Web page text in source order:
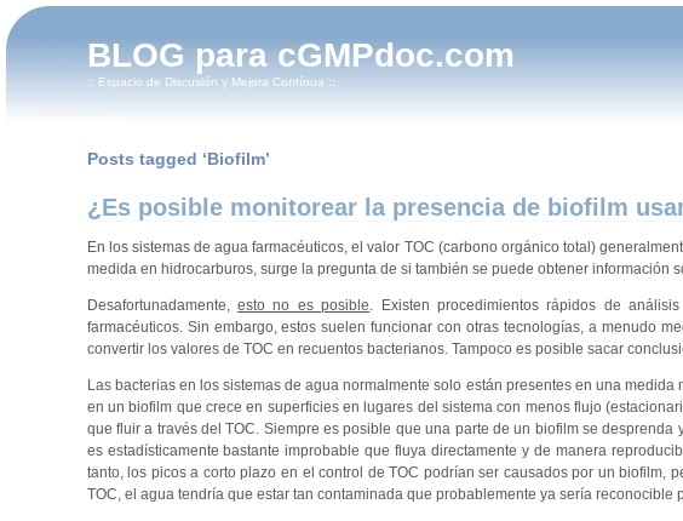
BLOG para cGMPdoc.com
:: Espacio de Discusión y Mejora Contínua ::
Posts tagged ‘Biofilm’
¿Es posible monitorear la presencia de biofilm
En los sistemas de agua farmacéuticos, el valor TOC (carbono orgánico total)
medida en hidrocarburos, surge la pregunta de si también se puede obtener información
Desafortunadamente,esto no es posible. Existen procedimientos rápidos de
farmacéuticos. Sin embargo, estos suelen funcionar con otras tecnologías, a menudo
convertir los valores de TOC en recuentos bacterianos. Tampoco es posible sacar
Las bacterias en los sistemas de agua normalmente solo están presentes en una
en un biofilm que crece en superficies en lugares del sistema con menos flujo
que fluir a través del TOC. Siempre es posible que una parte de un biofilm se
es estadísticamente bastante improbable que fluya directamente y de manera
tanto, los picos a corto plazo en el control de TOC podrían ser causados por un biofilm,
TOC, el agua tendría que estar tan contaminada que probablemente ya sería reconocible